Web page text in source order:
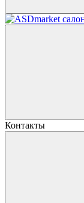
Контакты